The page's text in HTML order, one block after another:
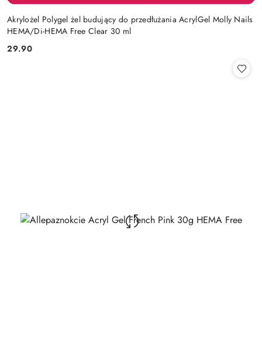
Akrylożel Polygel żel budujący do przedłużania AcrylGel Molly Nails
HEMA/Di-HEMA Free Clear 30 ml
Cena:
29.90